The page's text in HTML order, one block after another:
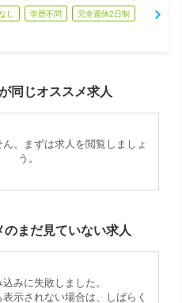
し 学歴不問 完全週休2日制
同じオススメ求人
。まずは求人を閲覧しましょ
う。
まだ見ていない求人
みに失敗しました。
示されない場合は、しばらく